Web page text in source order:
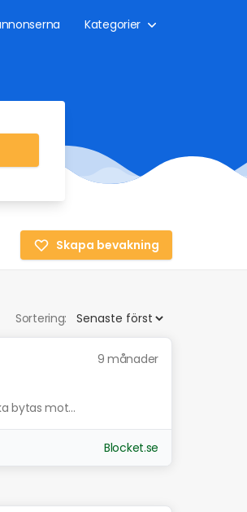
Kategorier
Skapa bevakning
Sortering:
9 månader
bytas mot...
Blocket.se